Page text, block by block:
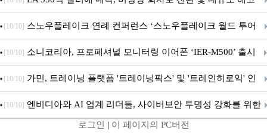
전망
[10/10] 스노우플레이크 연례 컨퍼런스 ‘스노우플레이크 월드 투어
서울’ 개최
[10/10] 소니코리아, 프로페셔널 모니터링 이어폰 ‘IER-M500’ 출시
[10/10] 가민, 트레이닝 플랫폼 '트레이닝픽스' 및 '트레인히로익' 인
수로 선수와 코치에 맞춤형 훈련 지원 확대
[10/10] 엔비디아와 AI 업계 리더들, 사이버보안 투명성 강화를 위한
SAFE 가이드라인 제안
로그인 | 이 페이지의 PC버전